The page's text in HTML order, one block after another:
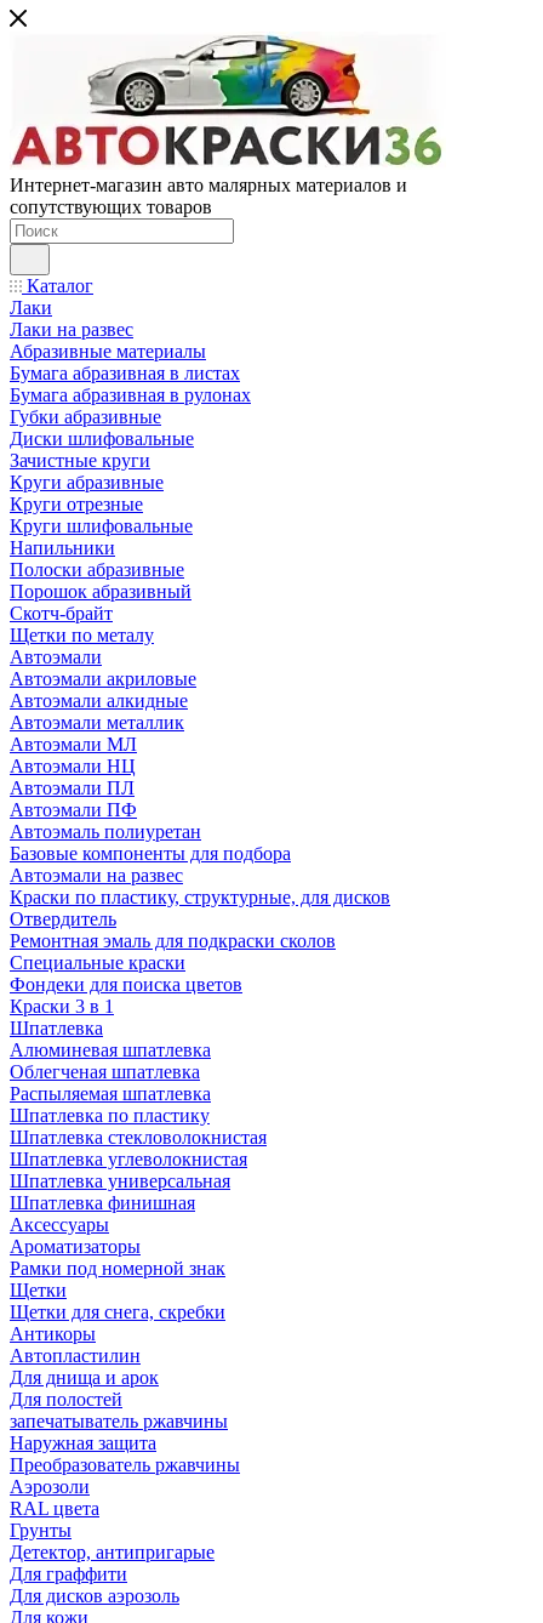
Интернет-магазин авто малярных материалов и
сопутствующих товаров
Каталог
Лаки
Лаки на развес
Абразивные материалы
Бумага абразивная в листах
Бумага абразивная в рулонах
Губки абразивные
Диски шлифовальные
Зачистные круги
Круги абразивные
Круги отрезные
Круги шлифовальные
Напильники
Полоски абразивные
Порошок абразивный
Скотч-брайт
Щетки по металу
Автоэмали
Автоэмали акриловые
Автоэмали алкидные
Автоэмали металлик
Автоэмали МЛ
Автоэмали НЦ
Автоэмали ПЛ
Автоэмали ПФ
Автоэмаль полиуретан
Базовые компоненты для подбора
Автоэмали на развес
Краски по пластику, структурные, для дисков
Отвердитель
Ремонтная эмаль для подкраски сколов
Специальные краски
Фондеки для поиска цветов
Краски 3 в 1
Шпатлевка
Алюминевая шпатлевка
Облегченая шпатлевка
Распыляемая шпатлевка
Шпатлевка по пластику
Шпатлевка стекловолокнистая
Шпатлевка углеволокнистая
Шпатлевка универсальная
Шпатлевка финишная
Аксессуары
Ароматизаторы
Рамки под номерной знак
Щетки
Щетки для снега, скребки
Антикоры
Автопластилин
Для днища и арок
Для полостей
запечатыватель ржавчины
Наружная защита
Преобразователь ржавчины
Аэрозоли
RAL цвета
Грунты
Детектор, антипригарые
Для граффити
Для дисков аэрозоль
Для кожи